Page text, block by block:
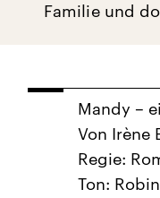
Familie und
Mandy –
Von Irène
Regie:
Ton: